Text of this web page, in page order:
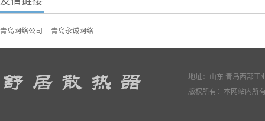
青岛网络公司 青岛永诚网络
地址：山东.青岛西部
版权所有：本网站内所